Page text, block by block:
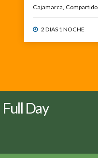
Cajamarca Compartido
2 DIAS 1 NOCHE
Full Day